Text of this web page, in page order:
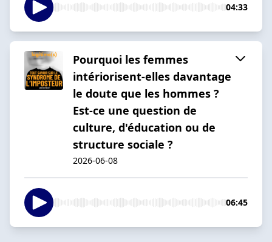
04:33
Pourquoi les femmes
intériorisent-elles davantage
le doute que les hommes ?
Est-ce une question de
culture, d'éducation ou de
structure sociale ?
2026-06-08
06:45